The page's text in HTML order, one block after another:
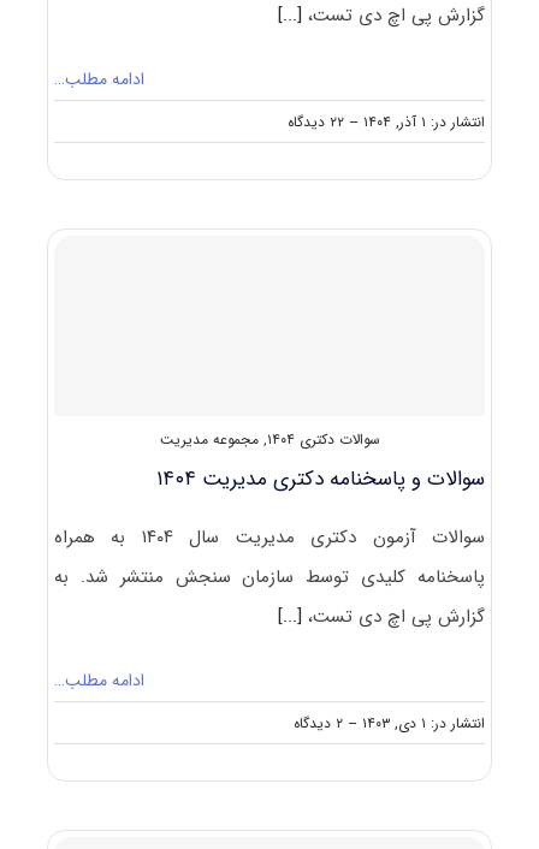
گزارش پی اچ دی تست،[...]
ادامه مطلب…
انتشار در: ۱ آذر, ۱۴۰۴ -- ۲۲ دیدگاه
on
سوالات
مدیریت
سوالات دکتری ۱۴۰۴ ,مجموعه مدیریت
سوالات و پاسخنامه دکتری مدیریت ۱۴۰۴
سوالات آزمون دکتری مدیریت سال ۱۴۰۴ به همراه
پاسخنامه کلیدی توسط سازمان سنجش منتشر شد. به
گزارش پی اچ دی تست،[...]
ادامه مطلب…
انتشار در: ۱ دی, ۱۴۰۳ -- ۲ دیدگاه
on
سوالات
مدیریت